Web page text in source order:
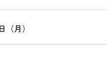
（月）